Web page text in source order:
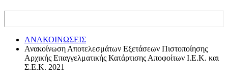
ΑΝΑΚΟΙΝΩΣΕΙΣ
Ανακοίνωση Αποτελεσμάτων Εξετάσεων Πιστοποίησης
Αρχικής Επαγγελματικής Κατάρτισης Αποφοίτων Ι.Ε.Κ. και
Σ.Ε.Κ. 2021